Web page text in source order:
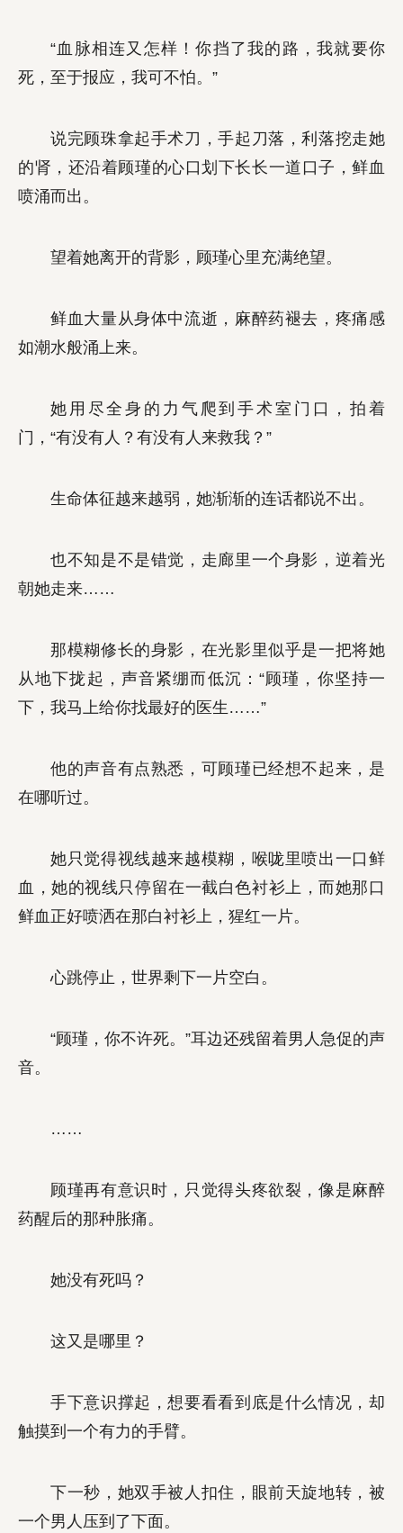
“血脉相连又怎样！你挡了我的路，我就要你
死，至于报应，我可不怕。”
说完顾珠拿起手术刀，手起刀落，利落挖走她
的肾，还沿着顾瑾的心口划下长长一道口子，鲜血
喷涌而出。
望着她离开的背影，顾瑾心里充满绝望。
鲜血大量从身体中流逝，麻醉药褪去，疼痛感
如潮水般涌上来。
她用尽全身的力气爬到手术室门口，拍着
门，“有没有人？有没有人来救我？”
生命体征越来越弱，她渐渐的连话都说不出。
也不知是不是错觉，走廊里一个身影，逆着光
朝她走来……
那模糊修长的身影，在光影里似乎是一把将她
从地下拢起，声音紧绷而低沉：“顾瑾，你坚持一
下，我马上给你找最好的医生……”
他的声音有点熟悉，可顾瑾已经想不起来，是
在哪听过。
她只觉得视线越来越模糊，喉咙里喷出一口鲜
血，她的视线只停留在一截白色衬衫上，而她那口
鲜血正好喷洒在那白衬衫上，猩红一片。
心跳停止，世界剩下一片空白。
“顾瑾，你不许死。”耳边还残留着男人急促的声
音。
……
顾瑾再有意识时，只觉得头疼欲裂，像是麻醉
药醒后的那种胀痛。
她没有死吗？
这又是哪里？
手下意识撑起，想要看看到底是什么情况，却
触摸到一个有力的手臂。
下一秒，她双手被人扣住，眼前天旋地转，被
一个男人压到了下面。